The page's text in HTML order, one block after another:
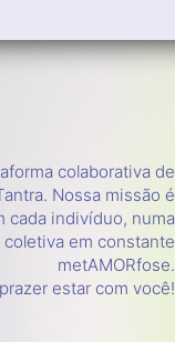
colaborativa de
Nossa missão é
cada indivíduo, numa
coletiva em constante
metAMORfose.
estar com você!